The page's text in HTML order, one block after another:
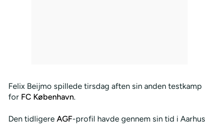
Felix Beijmo spillede tirsdag aften sin anden testkamp
for FC København.
Den tidligere AGF-profil havde gennem sin tid i Aarhus